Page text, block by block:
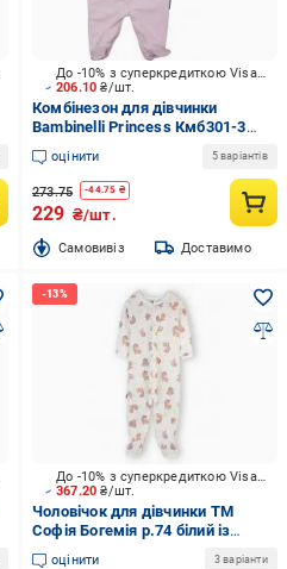
206.10₴/шт.
До -10% з суперкредиткою Visa Вигода
Комбінезон для дівчинки
Bambinelli Princess Кмб301-3
р.80 рожевий
оцінити 5 варіантів
273.75 -44.75 ₴
229 ₴/шт.
Cамовивіз Доставимо
367.20₴/шт.
До -10% з суперкредиткою Visa Вигода
Чоловічок для дівчинки ТМ
Софія Богемія р.74 білий із
малюнком 420274
оцінити 3 варіанти